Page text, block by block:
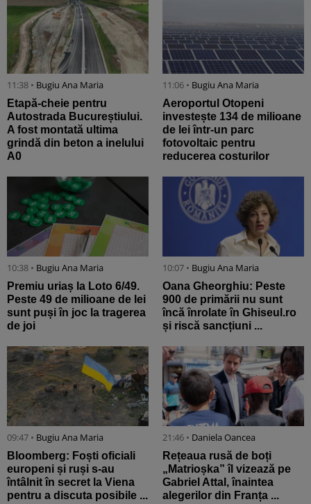
11:38 • Bugiu ⁠Ana Maria
Etapă-cheie pentru
Autostrada Bucureștiului.
A fost montată ultima
grindă din beton a inelului
A0
11:06 • Bugiu ⁠Ana Maria
Aeroportul Otopeni
investește 134 de milioane
de lei într-un parc
fotovoltaic pentru
reducerea costurilor
10:38 • Bugiu ⁠Ana Maria
Premiu uriaș la Loto 6/49.
Peste 49 de milioane de lei
sunt puși în joc la tragerea
de joi
10:07 • Bugiu ⁠Ana Maria
Oana Gheorghiu: Peste
900 de primării nu sunt
încă înrolate în Ghiseul.ro
și riscă sancțiuni ...
09:47 • Bugiu ⁠Ana Maria
Bloomberg: Foști oficiali
europeni și ruși s-au
întâlnit în secret la Viena
pentru a discuta posibile ...
21:46 • Daniela Oancea
Rețeaua rusă de boți
„Matrioșka” îl vizează pe
Gabriel Attal, înaintea
alegerilor din Franța ...